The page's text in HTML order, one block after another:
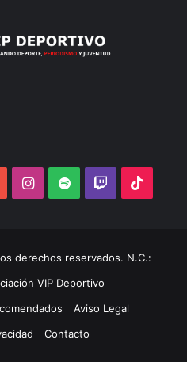
YouTubeInstagram
Spotify Twitch
derechos reservados. N.C.:
VIP Deportivo
Aviso Legal
Contacto